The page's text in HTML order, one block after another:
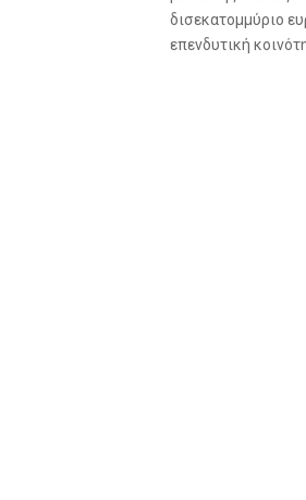
δισεκατομμύριο
επενδυτική